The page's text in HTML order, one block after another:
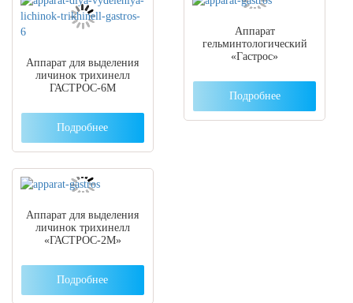
Аппарат для выделения
личинок трихинелл
ГАСТРОС-6М
Подробнее
Аппарат
гельминтологический
«Гастрос»
Подробнее
Аппарат для выделения
личинок трихинелл
«ГАСТРОС-2М»
Подробнее